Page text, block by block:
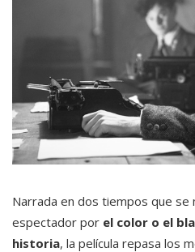
Narrada en dos tiempos que
espectador por el color o el
historia, la película repasa los